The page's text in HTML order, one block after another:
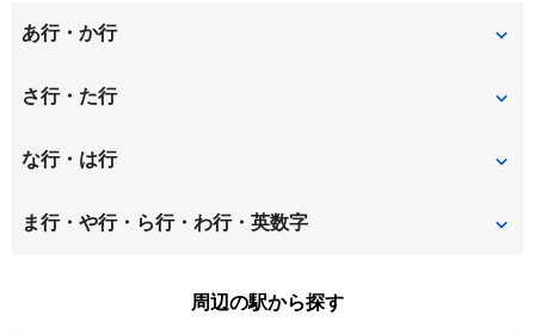
あ行・か行
阿久和西
和泉中央南
さ行・た行
渋谷
下和田 高倉
な行・は行
中田町 福田
ま行・や行・ら行・わ行・英数字
周辺の駅から探す